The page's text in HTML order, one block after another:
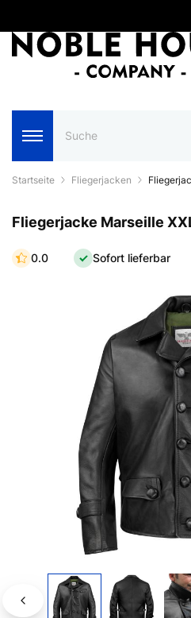
Startseite Fliegerjacken
Fliegerjacke Marseille
0.0 Sofort lieferbar